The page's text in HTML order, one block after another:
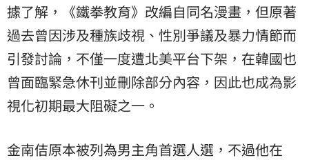
據了解，《鐵拳教育》改編自同名漫畫，但原著
過去曾因涉及種族歧視、性別爭議及暴力情節而
引發討論，不僅一度遭北美平台下架，在韓國也
曾面臨緊急休刊並刪除部分內容，因此也成為影
視化初期最大阻礙之一。
金南佶原本被列為男主角首選人選，不過他在